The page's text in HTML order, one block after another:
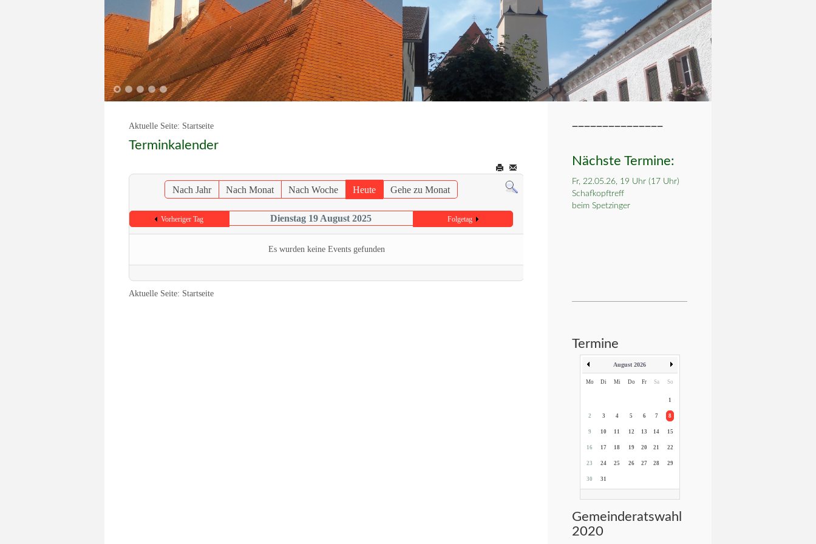
1 2 3 4 5
Aktuelle Seite: Startseite
Terminkalender
Nach Jahr Nach Monat Nach Woche Heute Gehe zu Monat
Vorheriger Tag Dienstag 19 August 2025 Folgetag
Es wurden keine Events gefunden
Aktuelle Seite: Startseite
Nächste Termine:
Fr, 22.05.26, 19 Uhr (17 Uhr)
Schafkopftreff
beim Spetzinger
Termine
August 2026
Mo Di Mi Do Fr Sa So
1
2 3 4 5 6 7 8
9 10 11 12 13 14 15
16 17 18 19 20 21 22
23 24 25 26 27 28 29
30 31
Gemeinderatswahl
2020